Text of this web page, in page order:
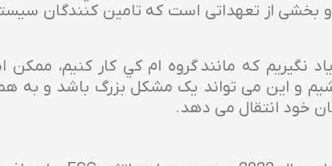
از تعهداتی است که تامین کنندگان سیستم
نگیریم که مانند گروه ام كي کار کنیم، ممکن
و این می تواند یک مشکل بزرگ باشد و
خود انتقال می دهد.